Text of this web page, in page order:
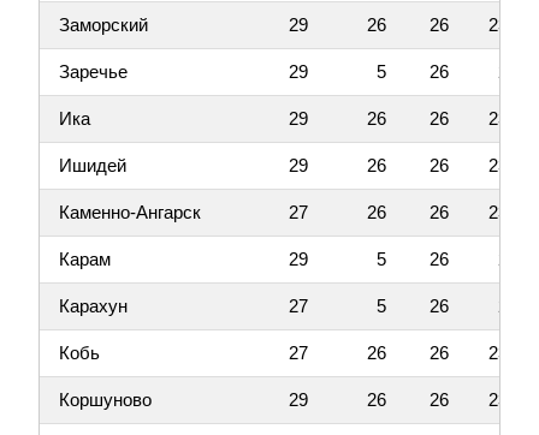
Заморский 29 26 26 23
Заречье 29 5 26
Ика 29 26 26 23
Ишидей 29 26 26 23
Каменно-Ангарск 27 26 26 23
Карам 29 5 26
Карахун 27 5 26
Кобь 27 26 26 23
Коршуново 29 26 26 23